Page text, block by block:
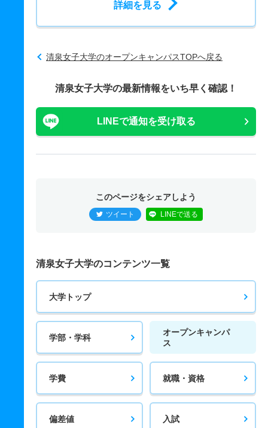
詳細を見る
清泉女子大学のオープンキャンパスTOPへ戻る
清泉女子大学の最新情報をいち早く確認！
LINEで通知を受け取る
このページをシェアしよう
ツイート LINEで送る
清泉女子大学のコンテンツ一覧
大学トップ
学部・学科
オープンキャンパ
ス
学費 就職・資格
偏差値 入試